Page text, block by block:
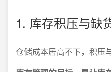
1. 库存积压与缺
仓储成本居高不下，积压